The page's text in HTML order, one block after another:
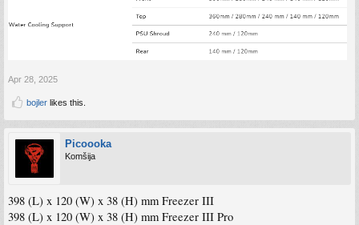
Apr 28, 2025
bojler likes this.
Picoooka
Komšija
398 (L) x 120 (W) x 38 (H) mm Freezer III
398 (L) x 120 (W) x 38 (H) mm Freezer III Pro